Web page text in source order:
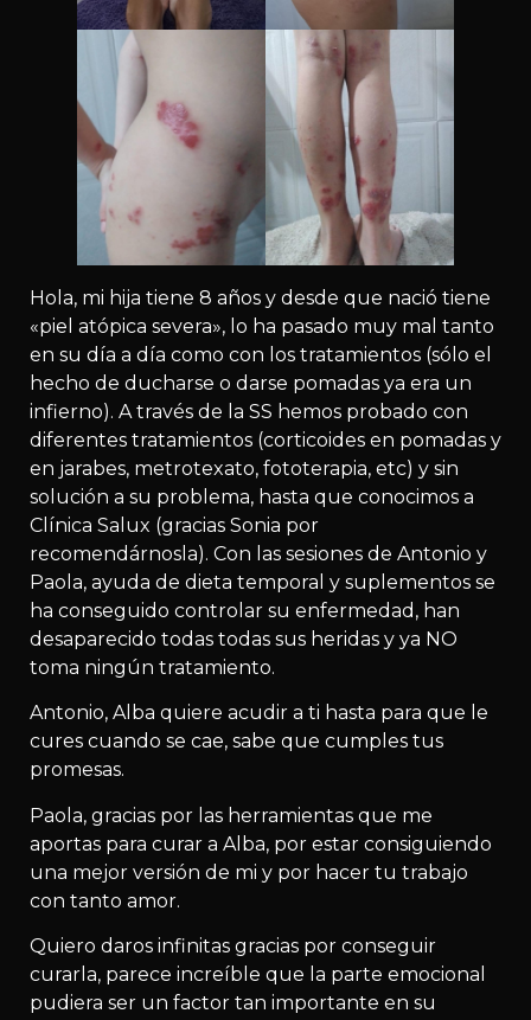
Hola, mi hija tiene 8 años y desde que nació tiene
«piel atópica severa», lo ha pasado muy mal tanto
en su día a día como con los tratamientos (sólo el
hecho de ducharse o darse pomadas ya era un
infierno). A través de la SS hemos probado con
diferentes tratamientos (corticoides en pomadas y
en jarabes, metrotexato, fototerapia, etc) y sin
solución a su problema, hasta que conocimos a
Clínica Salux (gracias Sonia por
recomendárnosla). Con las sesiones de Antonio y
Paola, ayuda de dieta temporal y suplementos se
ha conseguido controlar su enfermedad, han
desaparecido todas todas sus heridas y ya NO
toma ningún tratamiento.
Antonio, Alba quiere acudir a ti hasta para que le
cures cuando se cae, sabe que cumples tus
promesas.
Paola, gracias por las herramientas que me
aportas para curar a Alba, por estar consiguiendo
una mejor versión de mi y por hacer tu trabajo
con tanto amor.
Quiero daros infinitas gracias por conseguir
curarla, parece increíble que la parte emocional
pudiera ser un factor tan importante en su